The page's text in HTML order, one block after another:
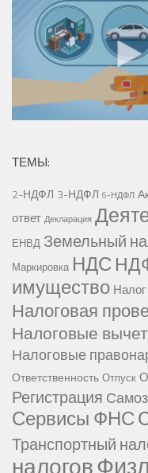
ТЕМЫ:
2-НДФЛ 3-НДФЛ 6-НДФЛ
ответ Декларация
ЕНВД Земельный
Маркировка НДС
имущество
Налоговая
Налоговые
Налоговые
Ответственность Отпуск
Регистрация
Сервисы ФНС
Транспортный